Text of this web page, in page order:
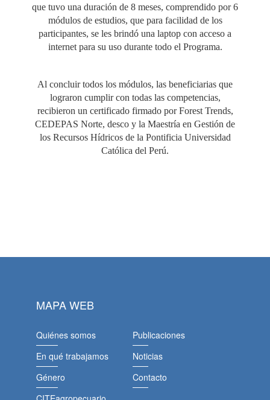
que tuvo una duración de 8 meses, comprendido por 6
módulos de estudios, que para facilidad de los
participantes, se les brindó una laptop con acceso a
internet para su uso durante todo el Programa.
Al concluir todos los módulos, las beneficiarias que
lograron cumplir con todas las competencias,
recibieron un certificado firmado por Forest Trends,
CEDEPAS Norte, desco y la Maestría en Gestión de
los Recursos Hídricos de la Pontificia Universidad
Católica del Perú.
MAPA WEB
Quiénes somos
En qué trabajamos
Género
Publicaciones
Noticias
Contacto